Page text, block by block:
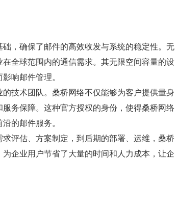
，确保了邮件的高效收发与系统的稳定性。无
全球范围内的通信需求。其无限空间容量的设
响邮件管理。
技术团队。桑桥网络不仅能够为客户提供量身
务保障。这种官方授权的身份，使得桑桥网络
的邮件服务。
评估、方案制定，到后期的部署、运维，桑桥
企业用户节省了大量的时间和人力成本，让企